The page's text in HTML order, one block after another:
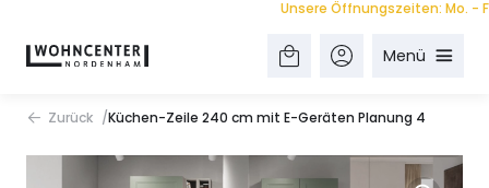
Unsere Öffnungszeiten: Mo. - Fr.
Menü
Zurück Küchen-Zeile 240 cm mit E-Geräten Planung 4